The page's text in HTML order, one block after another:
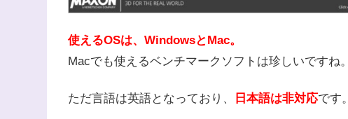
使えるOSは、WindowsとMac。
Macでも使えるベンチマークソフトは珍しいですね。
ただ言語は英語となっており、 日本語は非対応です。